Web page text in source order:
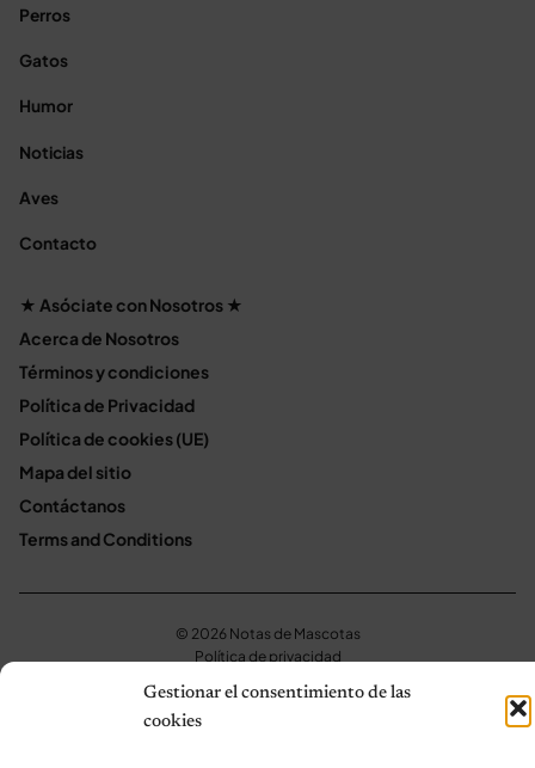
Gestionar el consentimiento de las
cookies
Perros
Gatos
Humor
Noticias
Aves
Contacto
★ Asóciate con Nosotros ★
Acerca de Nosotros
Términos y condiciones
Política de Privacidad
Política de cookies (UE)
Mapa del sitio
Contáctanos
Terms and Conditions
© 2026 Notas de Mascotas
Política de privacidad